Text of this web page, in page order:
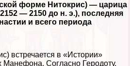
форме Нитокрис) — царица
— 2150 до н. э.), последняя
и всего периода
встречается в «Истории»
Манефона. Согласно Геродоту,